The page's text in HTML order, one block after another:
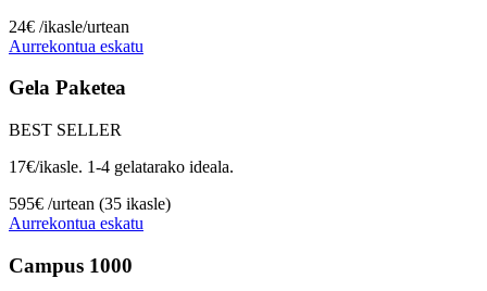
24€ /ikasle/urtean
Aurrekontua eskatu
Gela Paketea
BEST SELLER
17€/ikasle. 1-4 gelatarako ideala.
595€ /urtean (35 ikasle)
Aurrekontua eskatu
Campus 1000